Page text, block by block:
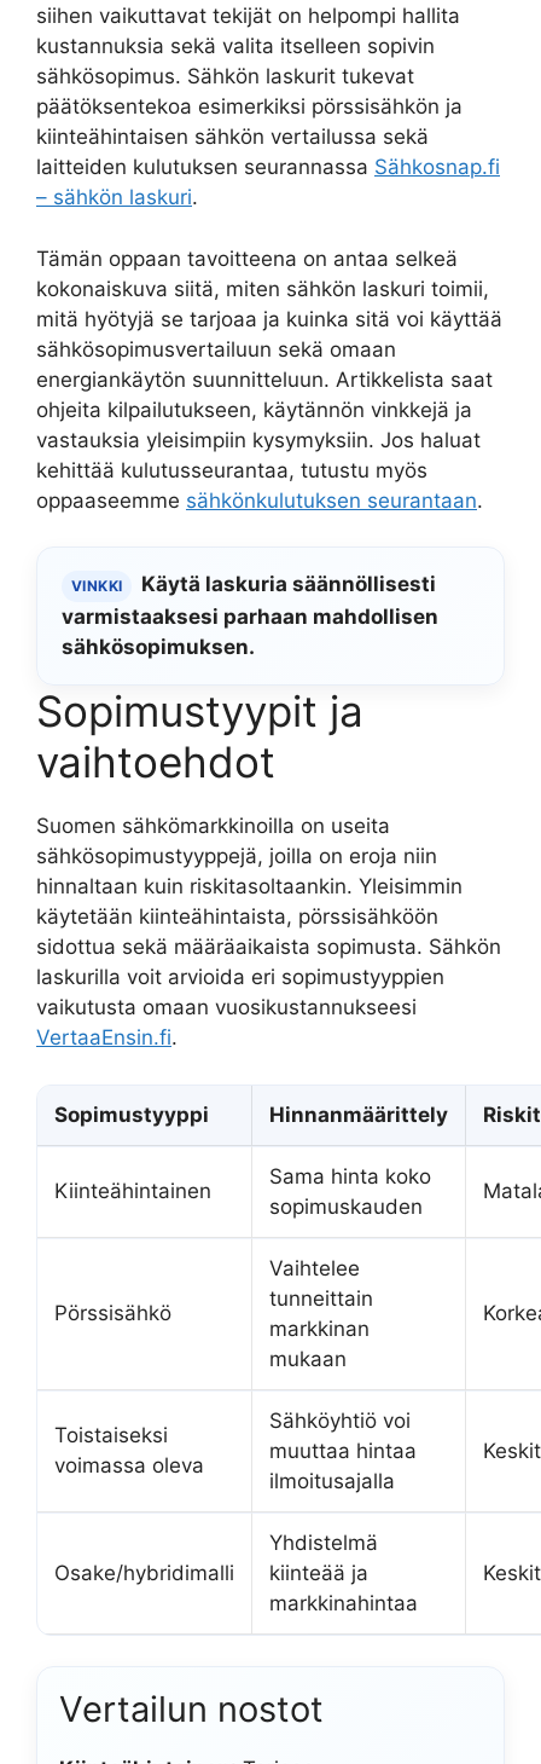
siihen vaikuttavat tekijät on helpompi hallita
kustannuksia sekä valita itselleen sopivin
sähkösopimus. Sähkön laskurit tukevat
päätöksentekoa esimerkiksi pörssisähkön ja
kiinteähintaisen sähkön vertailussa sekä
laitteiden kulutuksen seurannassa Sähkosnap.fi
– sähkön laskuri.
Tämän oppaan tavoitteena on antaa selkeä
kokonaiskuva siitä, miten sähkön laskuri toimii,
mitä hyötyjä se tarjoaa ja kuinka sitä voi käyttää
sähkösopimusvertailuun sekä omaan
energiankäytön suunnitteluun. Artikkelista saat
ohjeita kilpailutukseen, käytännön vinkkejä ja
vastauksia yleisimpiin kysymyksiin. Jos haluat
kehittää kulutusseurantaa, tutustu myös
oppaaseemme sähkönkulutuksen seurantaan.
VINKKI
Käytä laskuria säännöllisesti
varmistaaksesi parhaan mahdollisen
sähkösopimuksen.
Sopimustyypit ja
vaihtoehdot
Suomen sähkömarkkinoilla on useita
sähkösopimustyyppejä, joilla on eroja niin
hinnaltaan kuin riskitasoltaankin. Yleisimmin
käytetään kiinteähintaista, pörssisähköön
sidottua sekä määräaikaista sopimusta. Sähkön
laskurilla voit arvioida eri sopimustyyppien
vaikutusta omaan vuosikustannukseesi
VertaaEnsin.fi.
Sopimustyyppi Hinnanmäärittely
Kiinteähintainen
Sama hinta koko
sopimuskauden
Pörssisähkö
Vaihtelee
tunneittain
markkinan
mukaan
Toistaiseksi
voimassa oleva
Sähköyhtiö voi
muuttaa hintaa
ilmoitusajalla
Osake/hybridimalli
Yhdistelmä
kiinteää ja
markkinahintaa
Vertailun nostot